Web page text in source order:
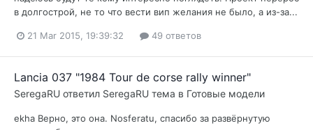
в долгострой, не то что вести вип желания не было, а из-за...
21 Mar 2015, 19:39:32 49 ответов
Lancia 037 "1984 Tour de corse rally winner"
SeregaRU ответил SeregaRU тема в Готовые модели
ekha Верно, это она. Nosferatu, спасибо за развёрнутую